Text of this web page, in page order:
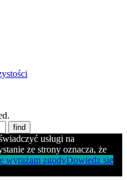
usługi na
ze strony oznacza, że
wyrażam zgodyDowiedz się